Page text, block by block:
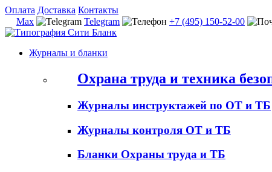
Оплата Доставка Контакты
Max
Telegram +7 (495) 150-52-00
Журналы и бланки
Охрана труда и техника
Журналы инструктажей по ОТ и ТБ
Журналы контроля ОТ и ТБ
Бланки Охраны труда и ТБ